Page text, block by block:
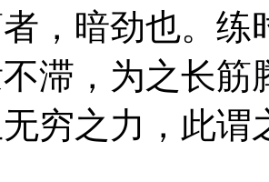
暗劲也。练
滞，为之长
穷之力，此谓